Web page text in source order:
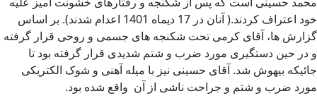
خود اعتراف کردند.( آنان در 17 دیماه 1401 اعدام شدند). بر اساس
گزارش ها، آقای کرمی تحت شکنجه های جسمی و روحی قرار گرفته
و در حین دستگیری مورد ضرب و شتم شدیدی قرار گرفته بود تا
جائیکه بیهوش شد. آقای حسینی نیز با میله آهنی و شوک الکتریکی
مورد ضرب و شتم و جراحت ناشی از آن واقع شده بود.